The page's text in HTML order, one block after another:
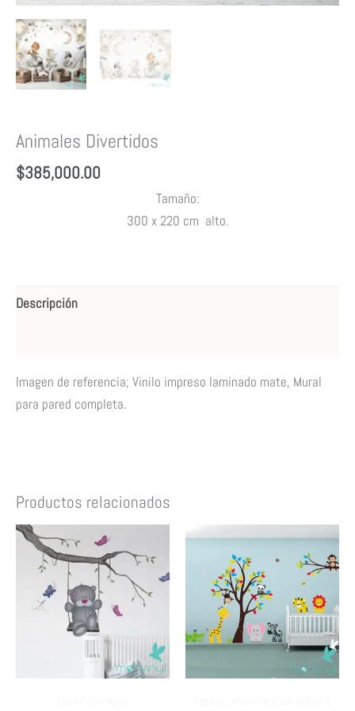
Animales Divertidos
$385,000.00
Tamaño:
300 x 220 cm alto.
Descripción
Imagen de referencia; Vinilo impreso laminado mate, Mural
para pared completa.
Productos relacionados